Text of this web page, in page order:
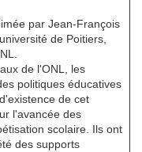
par Jean-François
université de Poitiers,
de l'ONL, les
politiques éducatives
de cet
l'avancée des
scolaire. Ils ont
des supports